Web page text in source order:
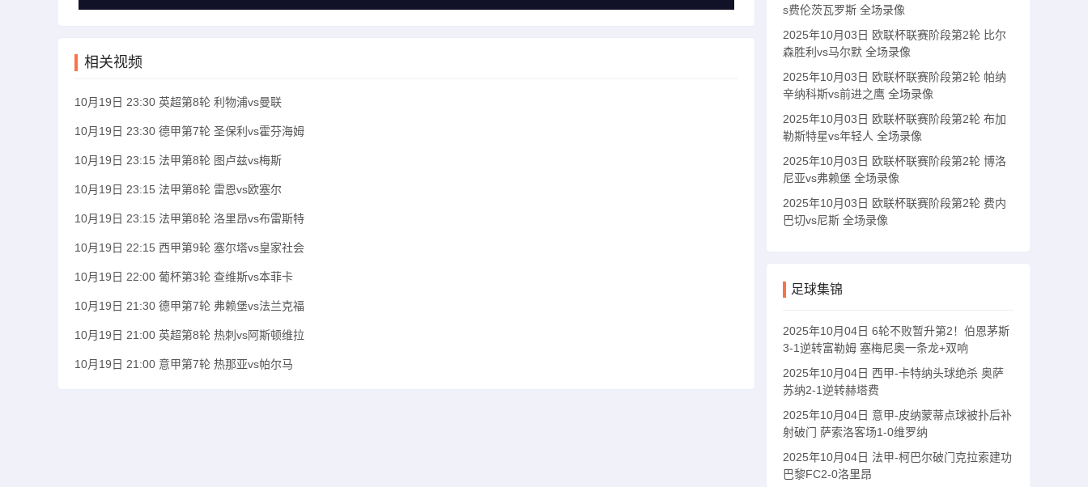
相关视频
10月19日 23:30 英超第8轮 利物浦vs曼联
10月19日 23:30 德甲第7轮 圣保利vs霍芬海姆
10月19日 23:15 法甲第8轮 图卢兹vs梅斯
10月19日 23:15 法甲第8轮 雷恩vs欧塞尔
10月19日 23:15 法甲第8轮 洛里昂vs布雷斯特
10月19日 22:15 西甲第9轮 塞尔塔vs皇家社会
10月19日 22:00 葡杯第3轮 查维斯vs本菲卡
10月19日 21:30 德甲第7轮 弗赖堡vs法兰克福
10月19日 21:00 英超第8轮 热刺vs阿斯顿维拉
10月19日 21:00 意甲第7轮 热那亚vs帕尔马
s费伦茨瓦罗斯 全场录像
2025年10月03日 欧联杯联赛阶段第2轮 比尔
森胜利vs马尔默 全场录像
2025年10月03日 欧联杯联赛阶段第2轮 帕纳
辛纳科斯vs前进之鹰 全场录像
2025年10月03日 欧联杯联赛阶段第2轮 布加
勒斯特星vs年轻人 全场录像
2025年10月03日 欧联杯联赛阶段第2轮 博洛
尼亚vs弗赖堡 全场录像
2025年10月03日 欧联杯联赛阶段第2轮 费内
巴切vs尼斯 全场录像
足球集锦
2025年10月04日 6轮不败暂升第2！伯恩茅斯
3-1逆转富勒姆 塞梅尼奥一条龙+双响
2025年10月04日 西甲-卡特纳头球绝杀 奥萨
苏纳2-1逆转赫塔费
2025年10月04日 意甲-皮纳蒙蒂点球被扑后补
射破门 萨索洛客场1-0维罗纳
2025年10月04日 法甲-柯巴尔破门克拉索建功
巴黎FC2-0洛里昂